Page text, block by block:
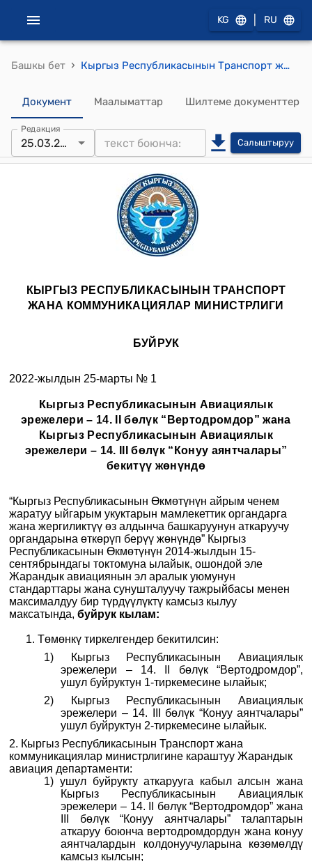
KG RU
Башкы бет › Кыргыз Республикасынын Транспорт жана Коммуникациялар Министринин 2022-жылдын 25-мартындагы № 1 "Кыргыз Республикасынын Авиациялык эрежелери – 14. II бөлүк “Вертодромдор” жана Кыргыз Республикасынын Авиациялык эрежелери – 14. III бөлүк “Конуу аянтчалары” бекитүү жөнүндө" буйругу
Документ Маалыматтар Шилтеме документтер
Редакция
25.03.2022 Салыштыруу